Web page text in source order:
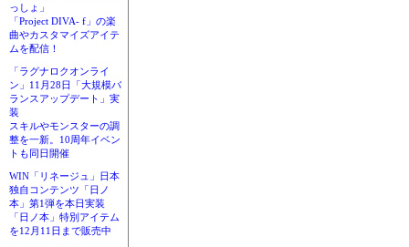
っしょ」
「Project DIVA- f」の楽
曲やカスタマイズアイテ
ムを配信！
「ラグナロクオンライ
ン」11月28日「大規模バ
ランスアップデート」実
装
スキルやモンスターの調
整を一新。10周年イベン
トも同日開催
WIN「リネージュ」日本
独自コンテンツ「日ノ
本」第1弾を本日実装
「日ノ本」特別アイテム
を12月11日まで販売中